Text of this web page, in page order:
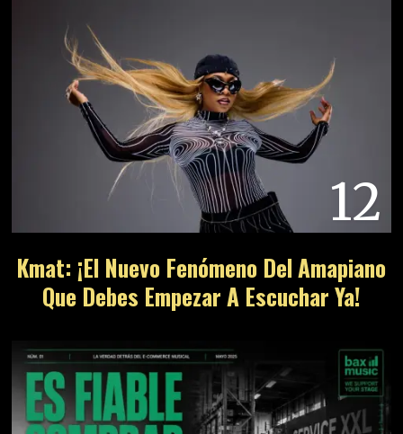
12
Kmat: ¡El Nuevo Fenómeno Del Amapiano
Que Debes Empezar A Escuchar Ya!